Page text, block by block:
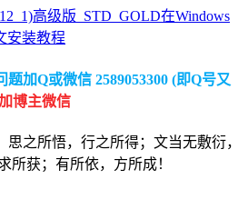
高级版_STD_GOLD在Windows
安装教程
加Q或微信 2589053300 (即Q号又
博主微信
之所悟，行之所得；文当无敷衍，
所获；有所依，方所成！